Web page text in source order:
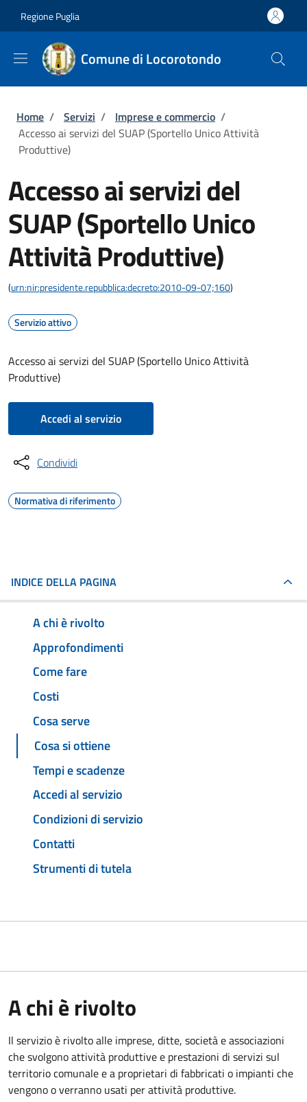
Regione Puglia
Comune di Locorotondo
Briciole di pane
Home / Servizi / Imprese e commercio /
Accesso ai servizi del SUAP (Sportello Unico Attività
Produttive)
Accesso ai servizi del
SUAP (Sportello Unico
Attività Produttive)
(urn:nir:presidente.repubblica:decreto:2010-09-07;160)
Servizio attivo
Accesso ai servizi del SUAP (Sportello Unico Attività
Produttive)
Accedi al servizio
Condividi
Normativa di riferimento
INDICE DELLA PAGINA
A chi è rivolto
Approfondimenti
Come fare
Costi
Cosa serve
Cosa si ottiene
Tempi e scadenze
Accedi al servizio
Condizioni di servizio
Contatti
Strumenti di tutela
A chi è rivolto
Il servizio è rivolto alle imprese, ditte, società e associazioni
che svolgono attività produttive e prestazioni di servizi sul
territorio comunale e a proprietari di fabbricati o impianti che
vengono o verranno usati per attività produttive.